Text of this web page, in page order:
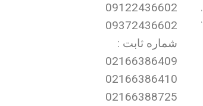
09122436602
09372436602
شماره ثابت :
02166386409
02166386410
02166388725